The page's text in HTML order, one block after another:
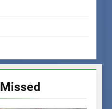
Missed